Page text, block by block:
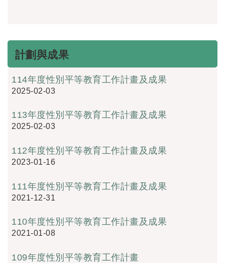
計劃與成果
114年度性別平等教育工作計畫及成果
2025-02-03
113年度性別平等教育工作計畫及成果
2025-02-03
112年度性別平等教育工作計畫及成果
2023-01-16
111年度性別平等教育工作計畫及成果
2021-12-31
110年度性別平等教育工作計畫及成果
2021-01-08
109年度性別平等教育工作計畫